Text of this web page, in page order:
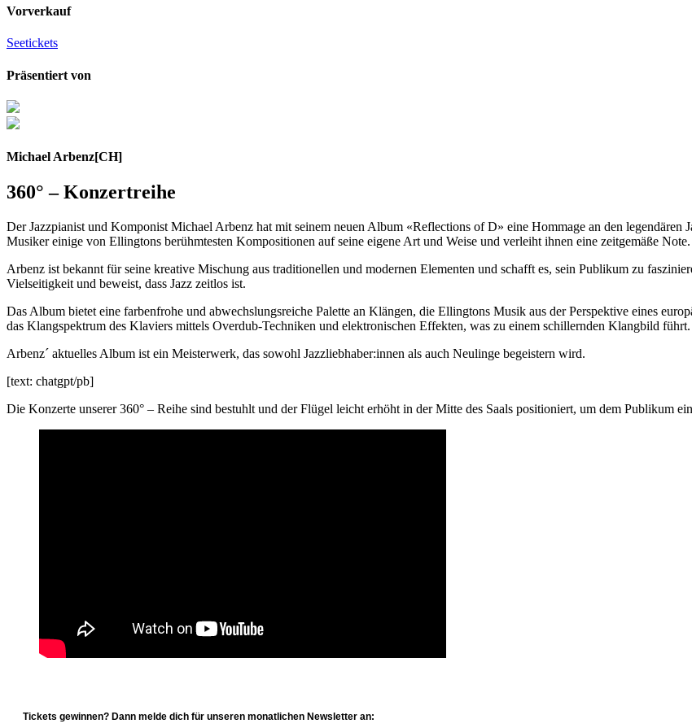
Vorverkauf
Seetickets
Präsentiert von
Michael Arbenz[CH]
360° – Konzertreihe
Der Jazzpianist und Komponist Michael Arbenz hat mit seinem neuen Album «Reflections of D» eine Hommage an den
Musiker einige von Ellingtons berühmtesten Kompositionen auf seine eigene Art und Weise und verleiht ihnen eine zeitgemäße Note.
Arbenz ist bekannt für seine kreative Mischung aus traditionellen und modernen Elementen und schafft es, sein Publikum zu
Vielseitigkeit und beweist, dass Jazz zeitlos ist.
Das Album bietet eine farbenfrohe und abwechslungsreiche Palette an Klängen, die Ellingtons Musik aus der Perspektive eines
das Klangspektrum des Klaviers mittels Overdub-Techniken und elektronischen Effekten, was zu einem schillernden Klangbild führt.
Arbenz´ aktuelles Album ist ein Meisterwerk, das sowohl Jazzliebhaber:innen als auch Neulinge begeistern wird.
[text: chatgpt/pb]
Die Konzerte unserer 360° – Reihe sind bestuhlt und der Flügel leicht erhöht in der Mitte des Saals positioniert, um dem Publikum
Tickets gewinnen? Dann melde dich für unseren monatlichen Newsletter an: